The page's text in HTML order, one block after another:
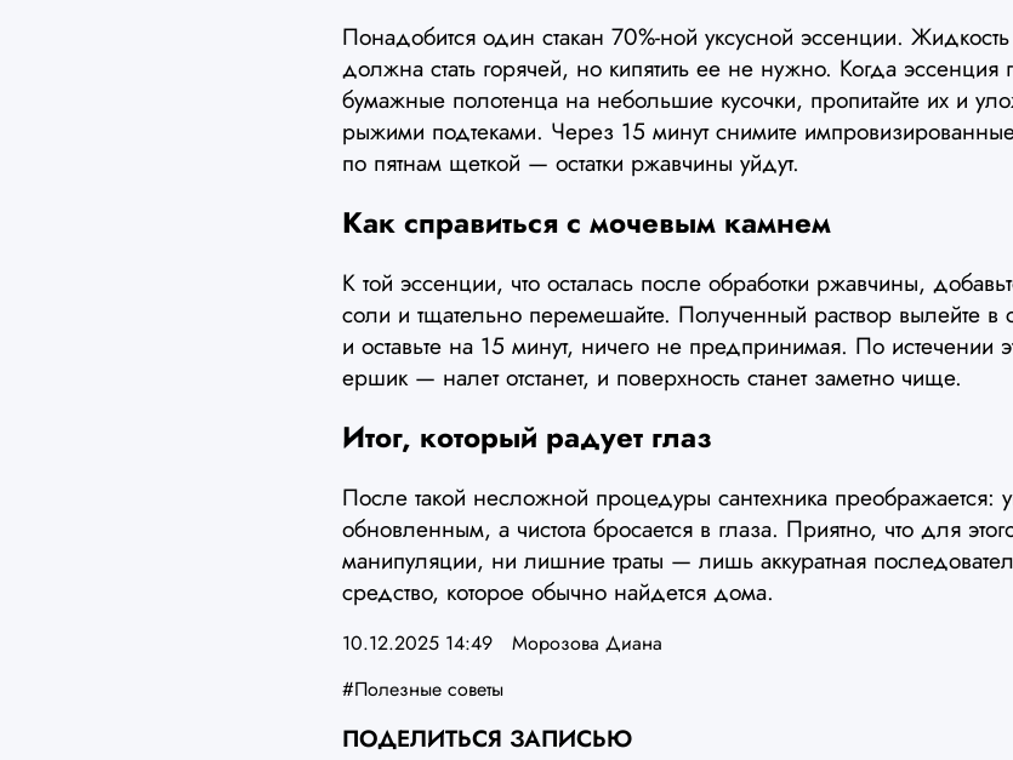
Понадобится один стакан 70%-ной уксусной эссенции.
должна стать горячей, но кипятить ее не нужно. Когда эссенция
бумажные полотенца на небольшие кусочки, пропитайте их и
рыжими подтеками. Через 15 минут снимите
по пятнам щеткой — остатки ржавчины уйдут.
Как справиться с мочевым камнем
К той эссенции, что осталась после обработки ржавчины,
соли и тщательно перемешайте. Полученный раствор вылейте в
и оставьте на 15 минут, ничего не предпринимая. По истечении
ершик — налет отстанет, и поверхность станет заметно чище.
Итог, который радует глаз
После такой несложной процедуры сантехника преображается:
обновленным, а чистота бросается в глаза. Приятно, что для
манипуляции, ни лишние траты — лишь аккуратная
средство, которое обычно найдется дома.
10.12.2025 14:49
Морозова Диана
#Полезные советы
ПОДЕЛИТЬСЯ ЗАПИСЬЮ